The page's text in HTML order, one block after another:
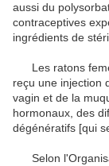
aussi du
contraceptives
ingrédients de
Les ratons
reçu une injection
vagin et de la
hormonaux, des
dégénératifs [qui
Selon